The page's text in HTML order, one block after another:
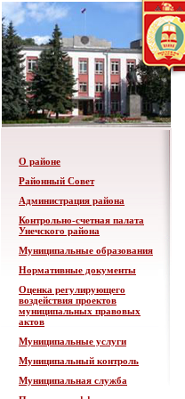
О районе
Районный Совет
Администрация района
Контрольно-счетная палата
Унечского района
Муниципальные образования
Нормативные документы
Оценка регулирующего
воздействия проектов
муниципальных правовых
актов
Муниципальные услуги
Муниципальный контроль
Муниципальная служба